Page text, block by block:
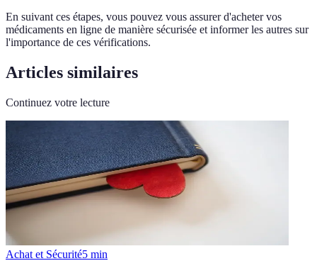
En suivant ces étapes, vous pouvez vous assurer d'acheter vos
médicaments en ligne de manière sécurisée et informer les autres sur
l'importance de ces vérifications.
Articles similaires
Continuez votre lecture
Achat et Sécurité5 min